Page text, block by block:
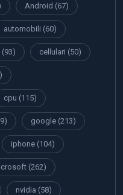
Android (67)
automobili (60)
(93) cellulari (50)
cpu (115)
google (213)
iphone (104)
(262)
nvidia (58)